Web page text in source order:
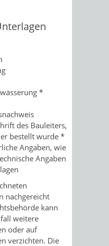
*
des Bauleiters,
bestellt wurde *
Angaben, wie
Angaben
nachgereicht
kann
weitere
oder auf
verzichten. Die